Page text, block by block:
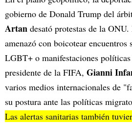
gobierno de Donald Trump del
Artan desató protestas de la
amenazó con boicotear encuentros
LGBT+ o manifestaciones
presidente de la FIFA, Gianni
varios medios internacionales de
su postura ante las políticas
Las alertas sanitarias también